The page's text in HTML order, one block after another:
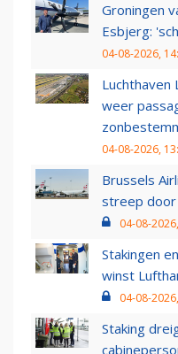
Groningen
Esbjerg:
04-08-2026,
Luchthaven
weer
04-08-2026,
Brussels
streep
04-08-
Stakingen
winst
04-08-
Staking